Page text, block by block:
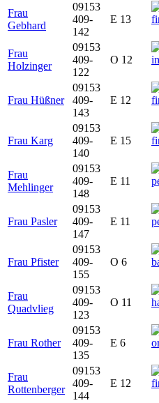
Frau
Gebhard
09153
409-
142
E 13
Frau
Holzinger
09153
409-
122
O 12
Frau Hüßner
09153
409-
143
E 12
Frau Karg
09153
409-
140
E 15
Frau
Mehlinger
09153
409-
148
E 11
Frau Pasler
09153
409-
147
E 11
Frau Pfister
09153
409-
155
O 6
Frau
Quadvlieg
09153
409-
123
O 11
Frau Rother
09153
409-
135
E 6
Frau
Rottenberger
09153
409-
144
E 12